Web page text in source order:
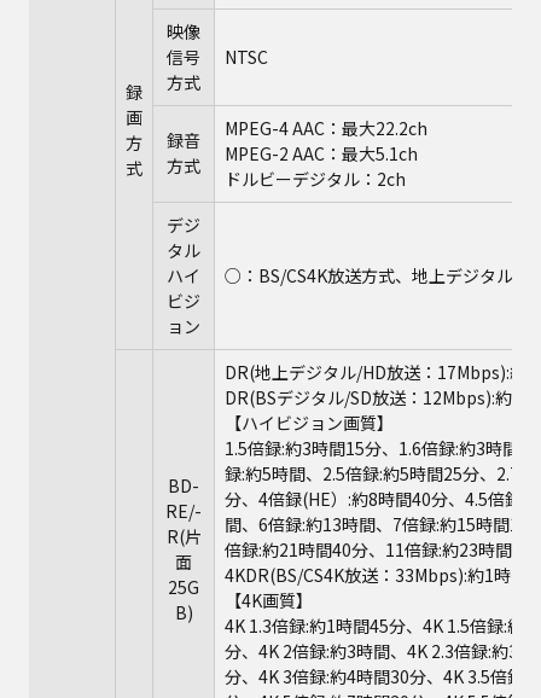
録
画
方
式
映像
信号
方式
NTSC
録音
方式
MPEG-4 AAC：最大22.2ch
MPEG-2 AAC：最大5.1ch
ドルビーデジタル：2ch
デジ
タル
ハイ
ビジ
ョン
○：BS/CS4K放送方式、地上デジタル放
BD-
RE/-
R(片
面
25G
B)
DR(地上デジタル/HD放送：17Mbps):約
DR(BSデジタル/SD放送：12Mbps):約4
【ハイビジョン画質】
1.5倍録:約3時間15分、1.6倍録:約3時間
録:約5時間、2.5倍録:約5時間25分、2.7
分、4倍録(HE）:約8時間40分、4.5倍録:
間、6倍録:約13時間、7倍録:約15時間10
倍録:約21時間40分、11倍録:約23時間
4KDR(BS/CS4K放送：33Mbps):約1時間
【4K画質】
4K 1.3倍録:約1時間45分、4K 1.5倍録:約
分、4K 2倍録:約3時間、4K 2.3倍録:約3
分、4K 3倍録:約4時間30分、4K 3.5倍録: